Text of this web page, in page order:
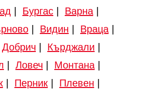
Бургас| Варна|
| Видин Враца|
Добрич Кърджали
Ловеч Монтана|
| Перник| Плевен